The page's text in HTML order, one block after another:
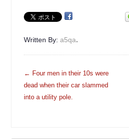
Written By:a5qa.
投
稿
ナ
← Four men in their 10s were
dead when their car slammed
into a utility pole.